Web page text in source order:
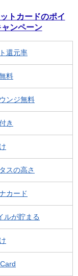
トカードのポイ
ンペーン
還元率
料
ンジ無料
き
スの高さ
カード
ルが貯まる